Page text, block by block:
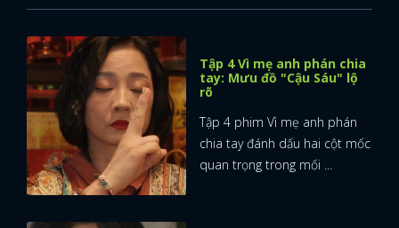
Tập 4 Vì mẹ anh phán chia
tay: Mưu đồ "Cậu Sáu" lộ
rõ
Tập 4 phim Vì mẹ anh phán
chia tay đánh dấu hai cột mốc
quan trọng trong mối ...